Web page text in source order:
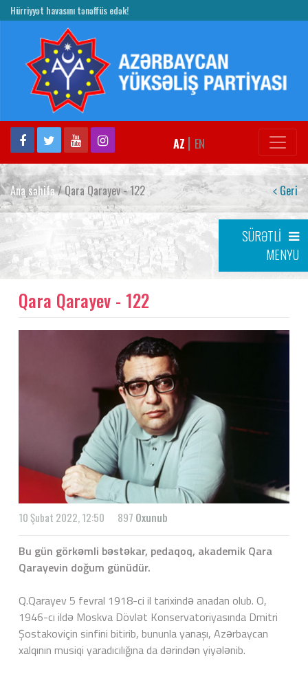
Hürriyyət havasını tənəffüs edək!
AZ | EN
Ana səhifə/ Qara Qarayev - 122 Geri
SÜRƏTLİ
MENYU
Qara Qarayev - 122
10 Şubat 2022, 12:50 897 Oxunub
Bu gün görkəmli bəstəkar, pedaqoq, akademik Qara
Qarayevin doğum günüdür.
Q.Qarayev 5 fevral 1918-ci il tarixində anadan olub. O,
1946-cı ildə Moskva Dövlət Konservatoriyasında Dmitri
Şostakoviçin sinfini bitirib, bununla yanaşı, Azərbaycan
xalqının musiqi yaradıcılığına da dərindən yiyələnib.